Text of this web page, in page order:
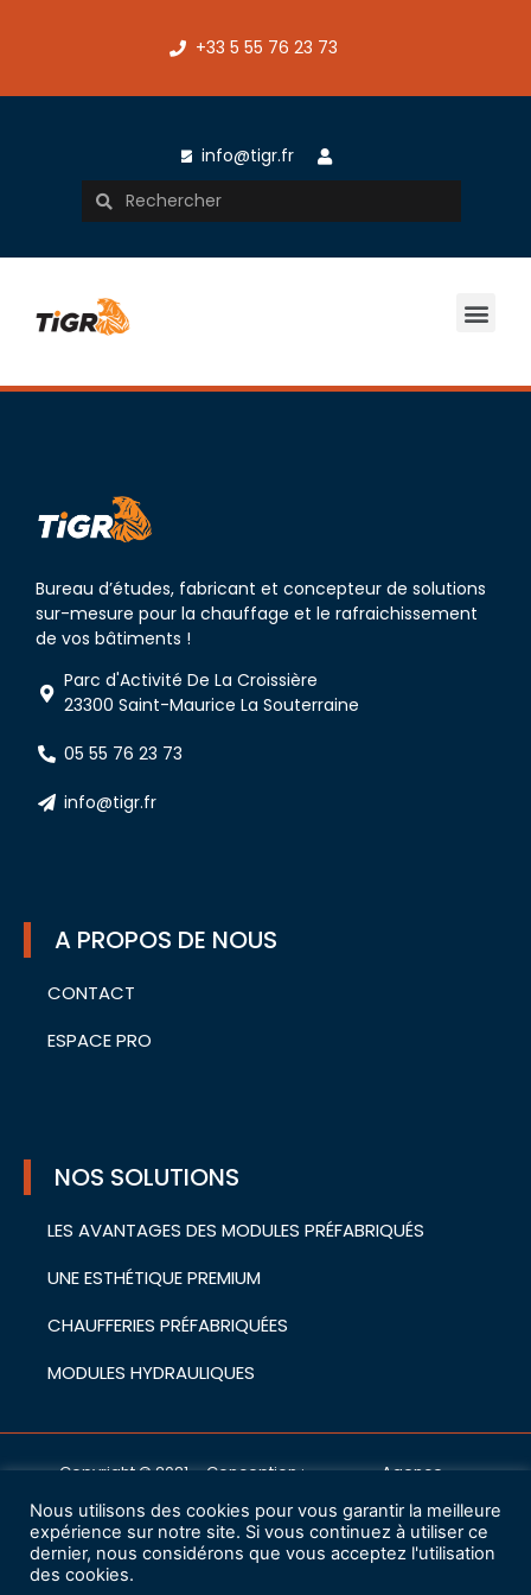
+33 5 55 76 23 73
info@tigr.fr
Bureau d’études, fabricant et concepteur de solutions
sur-mesure pour la chauffage et le rafraichissement
de vos bâtiments !
Parc d'Activité De La Croissière
23300 Saint-Maurice La Souterraine
05 55 76 23 73
info@tigr.fr
A PROPOS DE NOUS
CONTACT
ESPACE PRO
NOS SOLUTIONS
LES AVANTAGES DES MODULES PRÉFABRIQUÉS
UNE ESTHÉTIQUE PREMIUM
CHAUFFERIES PRÉFABRIQUÉES
MODULES HYDRAULIQUES
Copyright © 2021 – Conception : Agencecwa
Mentions légales
Charte de protection des données à caractère personnel
Nous utilisons des cookies pour vous garantir la meilleure
expérience sur notre site. Si vous continuez à utiliser ce
dernier, nous considérons que vous acceptez l'utilisation
des cookies.